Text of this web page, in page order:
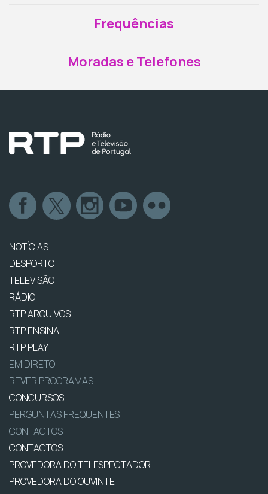
Frequências
Moradas e Telefones
NOTÍCIAS
DESPORTO
TELEVISÃO
RÁDIO
RTP ARQUIVOS
RTP ENSINA
RTP PLAY
EM DIRETO
REVER PROGRAMAS
CONCURSOS
PERGUNTAS FREQUENTES
CONTACTOS
CONTACTOS
PROVEDORA DO TELESPECTADOR
PROVEDORA DO OUVINTE